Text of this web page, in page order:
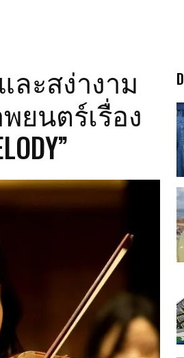
ละสง่างาม
ยนตร์เรื่อง